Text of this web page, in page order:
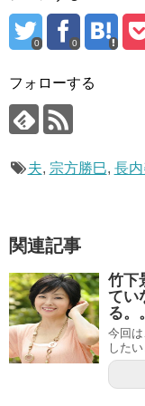
0 0
フォローする
夫, 宗方勝巳, 長
関連記事
竹下
てい
る。。
今回
した